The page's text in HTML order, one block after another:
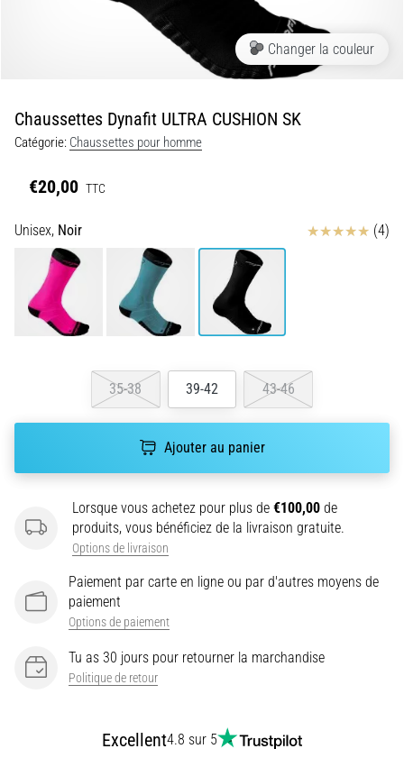
pendant
et
après
course
Le
genou
touchera
chaque
coureur
fois
vie,
soit
amateur
professionnel.
Quelles…
5. 8. 2026
7 min. de lecture
Changer la couleur
Chaussettes Dynafit ULTRA CUSHION SK
Catégorie: Chaussettes pour homme
€20,00 TTC
Unisex, Noir Avis (4)
35-38 39-42 43-46
Ajouter au panier
Lorsque vous achetez pour plus de €100,00 de
produits, vous bénéficiez de la livraison gratuite.
Options de livraison
Paiement par carte en ligne ou par d'autres moyens de
paiement
Options de paiement
Tu as 30 jours pour retourner la marchandise
Politique de retour
Excellent4.8 sur 5